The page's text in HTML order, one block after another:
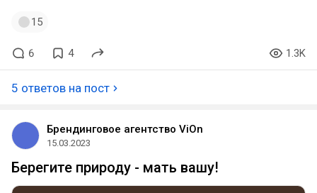
15
6 4 1.3K
5 ответов на пост
Брендинговое агентство ViOn
15.03.2023
Берегите природу - мать вашу!